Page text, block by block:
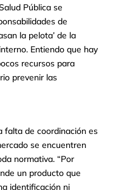
Pública se
de
la pelota’ de la
Entiendo que hay
recursos para
prevenir las
falta de coordinación es
se encuentren
normativa. “Por
un producto que
identificación ni